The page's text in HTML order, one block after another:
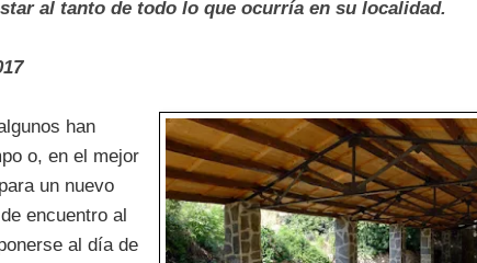
al tanto de todo lo que ocurría en su localidad.
han
o, en el mejor
un nuevo
encuentro al
al día de